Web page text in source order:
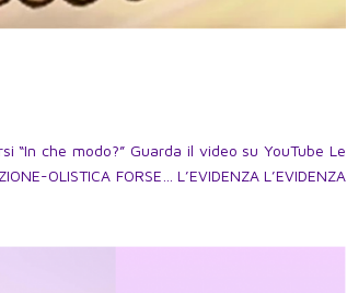
“In che modo?” Guarda il video su YouTube Le
OLISTICA FORSE… L’EVIDENZA L’EVIDENZA